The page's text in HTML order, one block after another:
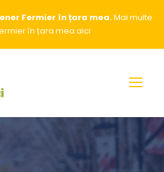
Fermier în țara mea.Mai multe
în țara mea aici